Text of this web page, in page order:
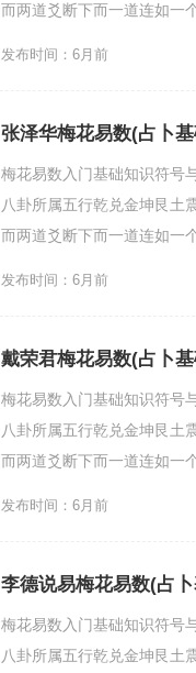
而两道爻断下而一道连如一
发布时间：6月前
张泽华梅花易数(占卜
梅花易数入门基础知识符号
八卦所属五行乾兑金坤艮土
而两道爻断下而一道连如一
发布时间：6月前
戴荣君梅花易数(占卜
梅花易数入门基础知识符号
八卦所属五行乾兑金坤艮土
而两道爻断下而一道连如一
发布时间：6月前
李德说易梅花易数(占
梅花易数入门基础知识符号
八卦所属五行乾兑金坤艮土